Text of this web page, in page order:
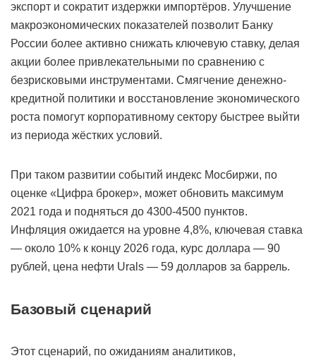
экспорт и сократит издержки импортёров. Улучшение
макроэкономических показателей позволит Банку
России более активно снижать ключевую ставку, делая
акции более привлекательными по сравнению с
безрисковыми инструментами. Смягчение денежно-
кредитной политики и восстановление экономического
роста помогут корпоративному сектору быстрее выйти
из периода жёстких условий.
При таком развитии событий индекс Мосбиржи, по
оценке «Цифра брокер», может обновить максимум
2021 года и подняться до 4300-4500 пунктов.
Инфляция ожидается на уровне 4,8%, ключевая ставка
— около 10% к концу 2026 года, курс доллара — 90
рублей, цена нефти Urals — 59 долларов за баррель.
Базовый сценарий
Этот сценарий, по ожиданиям аналитиков,